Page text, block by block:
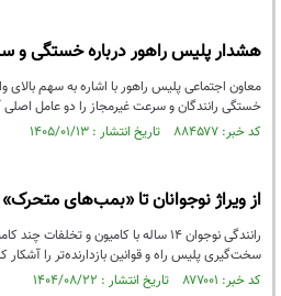
هشدار پلیس راهور درباره خستگی و
معاون اجتماعی پلیس راهور با اشاره به سهم بالای
خستگی رانندگان و سرعت غیرمجاز را دو عامل
کد خبر: ۸۸۴۵۷۷ تاریخ انتشار : ۱۴۰۵/۰۱/۱۳
از ویراژ نوجوانان تا «بمب‌های
رانندگی نوجوان ۱۴ ساله با کامیون و
سخت‌گیری پلیس راه و قوانین بازدارنده‌تر را آشکار
کد خبر: ۸۷۷۰۰۱ تاریخ انتشار : ۱۴۰۴/۰۸/۲۲